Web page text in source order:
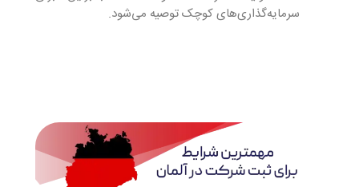
سرمایه‌گذاری‌های کوچک توصیه می‌شود.